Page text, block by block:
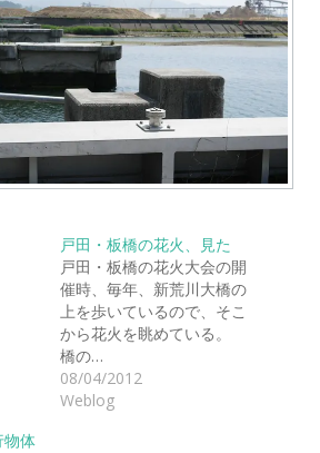
戸田・板橋の花火、見た
戸田・板橋の花火大会の開
催時、毎年、新荒川大橋の
上を歩いているので、そこ
から花火を眺めている。
橋の…
08/04/2012
Weblog
物体